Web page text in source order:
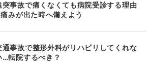
突事故で痛くなくても病院受診する理由
みが出た時へ備えよう
通事故で整形外科がリハビリしてくれな
…転院するべき？